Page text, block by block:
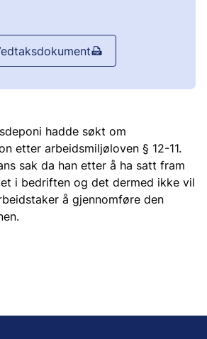
hadde søkt om
etter arbeidsmiljøloven § 12-11.
sak da han etter å ha satt fram
i bedriften og det dermed ikke vil
å gjennomføre den